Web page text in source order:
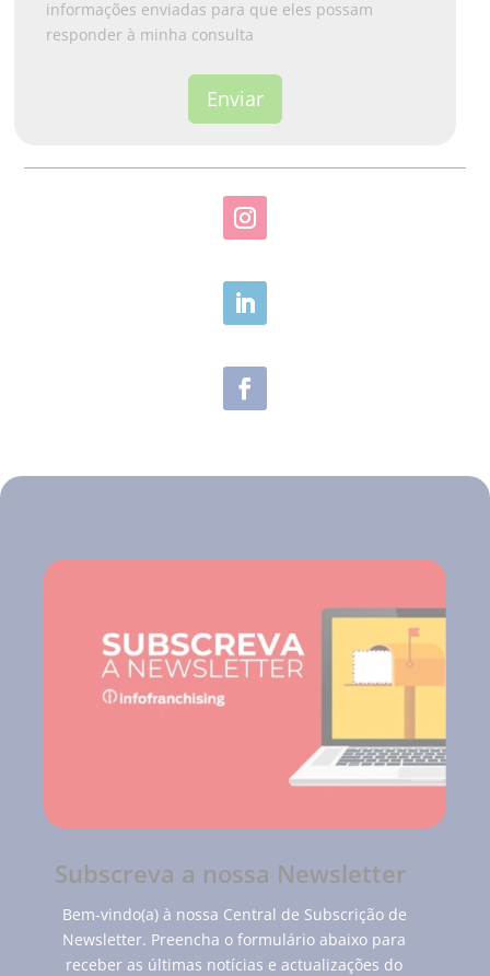
1informações enviadas para que eles possam
responder à minha consulta
Enviar
Subscreva a nossa Newsletter
Bem-vindo(a) à nossa Central de Subscrição de
Newsletter. Preencha o formulário abaixo para
receber as últimas notícias e actualizações do